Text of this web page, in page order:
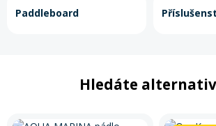
Paddleboard
Hledáte